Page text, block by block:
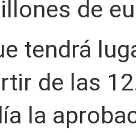
de
tendrá
de las
la